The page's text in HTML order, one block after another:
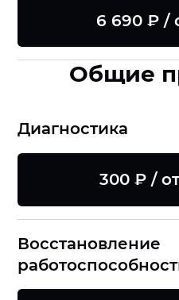
6 690 ₽ /
Общие
Диагностика
300 ₽ /
Восстановление